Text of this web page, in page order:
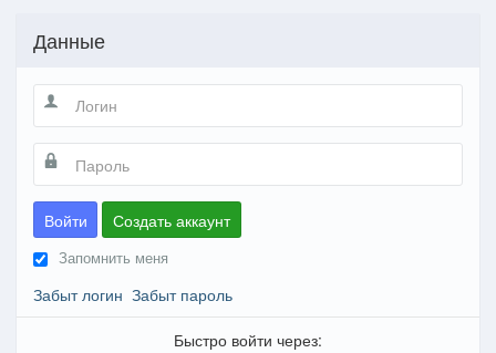
Данные
Войти Создать аккаунт
Запомнить меня
Забыт логин Забыт пароль
Быстро войти через: